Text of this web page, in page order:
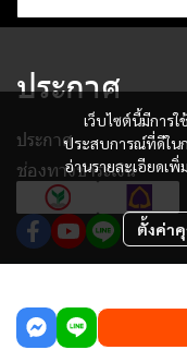
เว็บไซต์นี้มีการ
ประสบการณ์ที่ดีใน
อ่านรายละเอียดเพิ่
ตั้งค่า
ประกาศ
ประกาศ
ช่องทางชำระเงิน
ผู้